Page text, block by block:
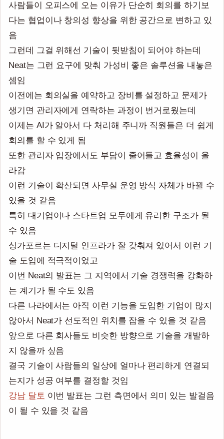
사람들이 오피스에 오는 이유가 단순히 회의를 하기보
다는 협업이나 창의성 향상을 위한 공간으로 변하고 있
음
그런데 그걸 위해선 기술이 뒷받침이 되어야 하는데
Neat는 그런 요구에 맞춰 가성비 좋은 솔루션을 내놓은
셈임
이전에는 회의실을 예약하고 장비를 설정하고 문제가
생기면 관리자에게 연락하는 과정이 번거로웠는데
이제는 AI가 알아서 다 처리해 주니까 직원들은 더 쉽게
회의를 할 수 있게 됨
또한 관리자 입장에서도 부담이 줄어들고 효율성이 올
라감
이런 기술이 확산되면 사무실 운영 방식 자체가 바뀔 수
있을 것 같음
특히 대기업이나 스타트업 모두에게 유리한 구조가 될
수 있음
싱가포르는 디지털 인프라가 잘 갖춰져 있어서 이런 기
술 도입에 적극적이었고
이번 Neat의 발표는 그 지역에서 기술 경쟁력을 강화하
는 계기가 될 수도 있음
다른 나라에서는 아직 이런 기능을 도입한 기업이 많지
않아서 Neat가 선도적인 위치를 잡을 수 있을 것 같음
앞으로 다른 회사들도 비슷한 방향으로 기술을 개발하
지 않을까 싶음
결국 기술이 사람들의 일상에 얼마나 편리하게 연결되
는지가 성공 여부를 결정할 것임
강남 달토 이번 발표는 그런 측면에서 의미 있는 발걸음
이 될 수 있을 것 같음